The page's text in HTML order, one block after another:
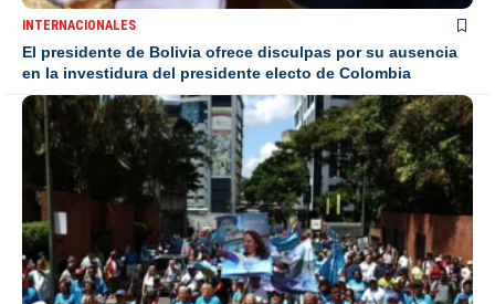
INTERNACIONALES
El presidente de Bolivia ofrece disculpas por su ausencia
en la investidura del presidente electo de Colombia